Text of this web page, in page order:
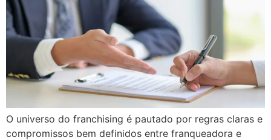
O universo do franchising é pautado por regras claras e
compromissos bem definidos entre franqueadora e